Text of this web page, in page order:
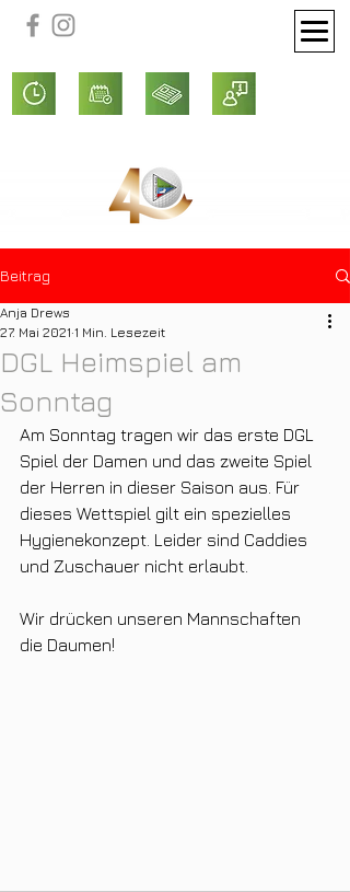
Beitrag
DGL Heimspiel am
Sonntag
Anja Drews
27. Mai 2021 1 Min. Lesezeit
Am Sonntag tragen wir das erste DGL
Spiel der Damen und das zweite Spiel
der Herren in dieser Saison aus. Für
dieses Wettspiel gilt ein spezielles
Hygienekonzept. Leider sind Caddies
und Zuschauer nicht erlaubt.
Wir drücken unseren Mannschaften
die Daumen!